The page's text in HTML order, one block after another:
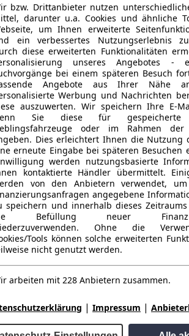
bzw. Drittanbieter nutzen
darunter u.a. Cookies und ähnliche
um Ihnen erweiterte
ein verbessertes Nutzungserlebnis
diese erweiterten Funktionalitäten
unseres Angebotes
bei einem späteren Besuch
Angebote aus Ihrer Nähe
Werbung und Nachrichten
auszuwerten. Wir speichern Ihre E-
Sie diese für gespeicherte
oder im Rahmen der
Dies erleichtert Ihnen die Nutzung
erneute Eingabe bei späteren
werden nutzungsbasierte
kontaktierte Händler übermittelt.
von den Anbietern verwendet,
angegebene
speichern und innerhalb dieses
Befüllung neuer
Ohne die
Tools können solche erweiterten
nicht genutzt werden.
arbeiten mit 228 Anbietern zusammen.
| Impressum |